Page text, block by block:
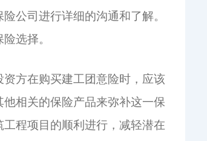
公司进行详细的沟通和了解。
选择。
方在购买建工团意险时，应该
相关的保险产品来弥补这一保
程项目的顺利进行，减轻潜在